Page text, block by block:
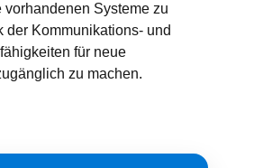
vorhandenen Systeme zu
der Kommunikations- und
für neue
zu machen.